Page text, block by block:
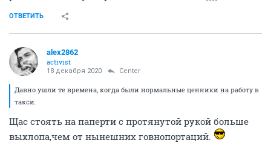
ОТВЕТИТЬ
alex2862
activist
18 декабря 2020 Center
Давно ушли те времена, когда были нормальные ценники на работу в
такси.
Щас стоять на паперти с протянутой рукой больше
выхлопа,чем от нынешних говнопортаций.